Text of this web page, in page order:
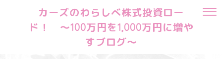
カーズのわらしべ株式投資ロー
ド！ ～100万円を1,000万円に増や
すブログ～